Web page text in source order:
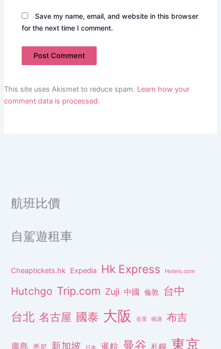
Save my name, email, and website in this browser
for the next time I comment.
This site uses Akismet to reduce spam. Learn how your
comment data is processed.
航班比價
自駕遊租車
Cheaptickets.hk Expedia Hk Express Hotels.com
Hutchgo Trip.com Zuji 中國 倫敦 台中
台北 名古屋 國泰 大阪 峇里 峴港 布吉
廣島 悉尼 新加坡 日本 暹粒 曼谷 札幌 東京